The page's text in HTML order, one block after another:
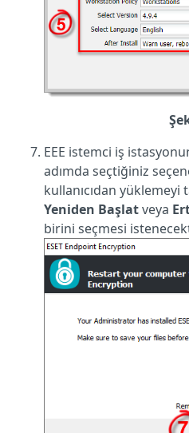
EEE istemci iş
adımda seçtiğiniz
kullanıcıdan
Yeniden Başlatveya
birini seçmesi